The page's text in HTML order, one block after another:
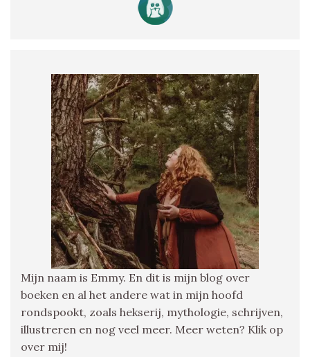
Mijn naam is Emmy. En dit is mijn blog over
boeken en al het andere wat in mijn hoofd
rondspookt, zoals hekserij, mythologie, schrijven,
illustreren en nog veel meer. Meer weten? Klik op
over mij!